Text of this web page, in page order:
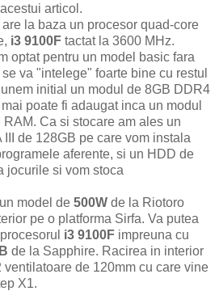
articol.
are la baza un procesor quad-core
i3 9100F tactat la 3600 MHz.
optat pentru un model basic fara
va "intelege" foarte bine cu restul
initial un modul de 8GB DDR4
poate fi adaugat inca un modul
Ca si stocare am ales un
III de 128GB pe care vom instala
aferente, si un HDD de
jocurile si vom stoca
model de 500W de la Riotoro
pe o platforma Sirfa. Va putea
i3 9100F impreuna cu
de la Sapphire. Racirea in interior
de 120mm cu care vine
X1.